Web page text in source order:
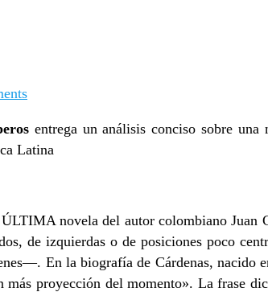
entrega un análisis conciso sobre una
Latina
novela del autor colombiano Juan
de izquierdas o de posiciones poco
En la biografía de Cárdenas, nacido
más proyección del momento». La frase